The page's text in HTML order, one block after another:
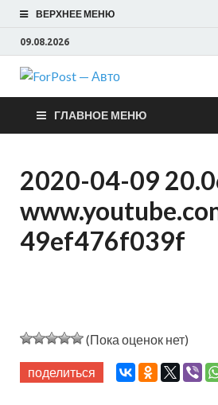
ВЕРХНЕЕ МЕНЮ
09.08.2026
Авто
ГЛАВНОЕ МЕНЮ
2020-04-09
49ef476f039f
(Пока оценок нет)
поделиться